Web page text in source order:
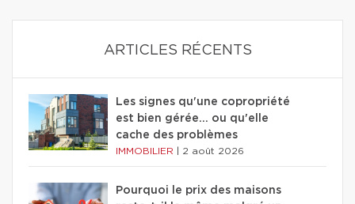
ARTICLES RÉCENTS
Les signes qu'une copropriété
est bien gérée… ou qu'elle
cache des problèmes
IMMOBILIER 2 août 2026
Pourquoi le prix des maisons